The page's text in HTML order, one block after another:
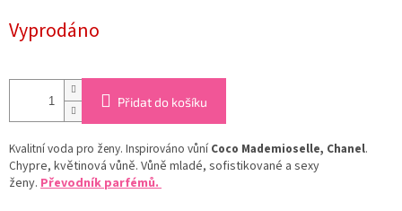
cena:
Vyprodáno
Přidat do košíku
Kvalitní voda pro ženy. Inspirováno vůní Coco Mademioselle, Chanel.
Chypre, květinová vůně. Vůně mladé, sofistikované a sexy
ženy. Převodník parfémů.